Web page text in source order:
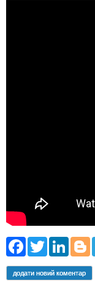
додати новий коментар